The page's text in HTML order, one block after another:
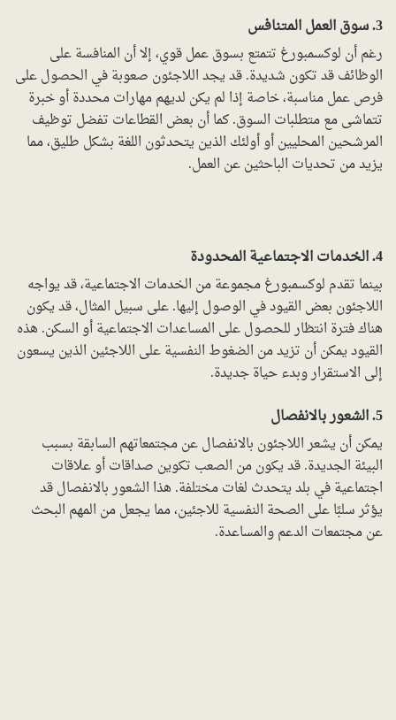
3. سوق العمل المتنافس
رغم أن لوكسمبورغ تتمتع بسوق عمل قوي، إلا أن المنافسة على
الوظائف قد تكون شديدة. قد يجد اللاجئون صعوبة في الحصول على
فرص عمل مناسبة، خاصة إذا لم يكن لديهم مهارات محددة أو خبرة
تتماشى مع متطلبات السوق. كما أن بعض القطاعات تفضل توظيف
المرشحين المحليين أو أولئك الذين يتحدثون اللغة بشكل طليق، مما
يزيد من تحديات الباحثين عن العمل.
4. الخدمات الاجتماعية المحدودة
بينما تقدم لوكسمبورغ مجموعة من الخدمات الاجتماعية، قد يواجه
اللاجئون بعض القيود في الوصول إليها. على سبيل المثال، قد يكون
هناك فترة انتظار للحصول على المساعدات الاجتماعية أو السكن. هذه
القيود يمكن أن تزيد من الضغوط النفسية على اللاجئين الذين يسعون
إلى الاستقرار وبدء حياة جديدة.
5. الشعور بالانفصال
يمكن أن يشعر اللاجئون بالانفصال عن مجتمعاتهم السابقة بسبب
البيئة الجديدة. قد يكون من الصعب تكوين صداقات أو علاقات
اجتماعية في بلد يتحدث لغات مختلفة. هذا الشعور بالانفصال قد
يؤثر سلبًا على الصحة النفسية للاجئين، مما يجعل من المهم البحث
عن مجتمعات الدعم والمساعدة.